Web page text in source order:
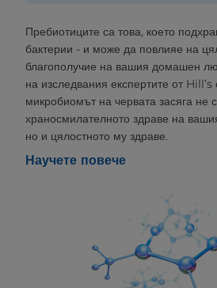
Пребиотиците са това, което
бактерии - и може да повлияе на
благополучие на вашия домашен
на изследвания експертите от Hill’s
микробиомът на червата засяга не
храносмилателното здраве на
но и цялостното му здраве.
Научете повече